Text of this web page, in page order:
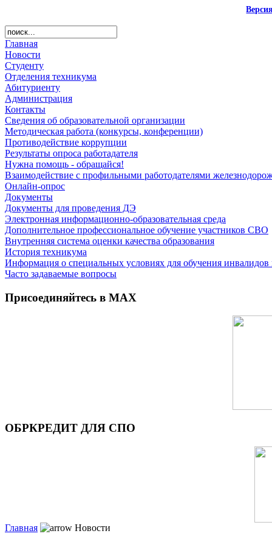
Главная
Новости
Студенту
Отделения техникума
Абитуриенту
Администрация
Контакты
Сведения об образовательной организации
Методическая работа (конкурсы, конференции)
Противодействие коррупции
Результаты опроса работадателя
Нужна помощь - обращайся!
Взаимодействие с профильными работодателями
Онлайн-опрос
Документы
Документы для проведения ДЭ
Электронная информационно-образовательная среда
Дополнительное профессиональное обучение участников СВО
Внутренняя система оценки качества образования
История техникума
Информация о специальных условиях для обучения
Часто задаваемые вопросы
Присоединяйтесь в MAX
ОБРКРЕДИТ ДЛЯ СПО
Главная Новости